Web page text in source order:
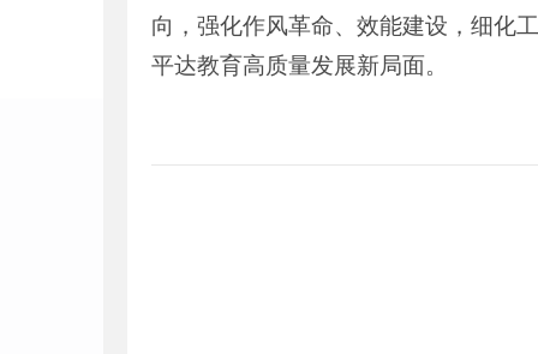
向，强化作风革命、效能建设，细化
平达教育高质量发展新局面。